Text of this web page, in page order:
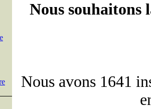
Nous souhaitons
Nous avons 1641